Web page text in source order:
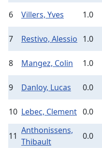
6 Villers, Yves 1.0
7 Restivo, Alessio 1.0
8 Mangez, Colin 1.0
9 Danloy, Lucas 0.0
10 Lebec, Clement 0.0
11
Anthonissens,
Thibault
0.0